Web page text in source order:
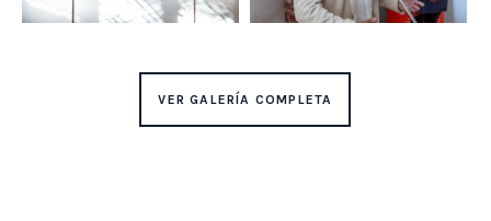
VER GALERÍA COMPLETA